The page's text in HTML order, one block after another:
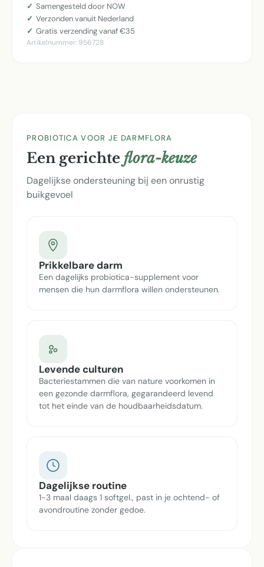
Samengesteld door NOW
Verzonden vanuit Nederland
Gratis verzending vanaf €35
Artikelnummer: 956728
PROBIOTICA VOOR JE DARMFLORA
Een gerichte flora-keuze
Dagelijkse ondersteuning bij een onrustig
buikgevoel
Prikkelbare darm
Een dagelijks probiotica-supplement voor
mensen die hun darmflora willen ondersteunen.
Levende culturen
Bacteriestammen die van nature voorkomen in
een gezonde darmflora, gegarandeerd levend
tot het einde van de houdbaarheidsdatum.
Dagelijkse routine
1-3 maal daags 1 softgel., past in je ochtend- of
avondroutine zonder gedoe.